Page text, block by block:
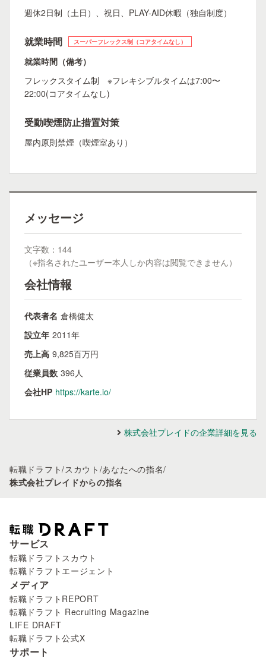
週休2日制（土日）、祝日、PLAY-AID休暇（独自制度）
就業時間 スーパーフレックス制（コアタイムなし）
就業時間（備考）
フレックスタイム制 ※フレキシブルタイムは7:00〜
22:00(コアタイムなし)
受動喫煙防止措置対策
屋内原則禁煙（喫煙室あり）
メッセージ
文字数：144
（※指名されたユーザー本人しか内容は閲覧できません）
会社情報
代表者名 倉橋健太
設立年 2011年
売上高 9,825百万円
従業員数 396人
会社HP https://karte.io/
株式会社プレイドの企業詳細を見る
転職ドラフト/スカウト /あなたへの指名/
株式会社プレイドからの指名
サービス
転職ドラフトスカウト
転職ドラフトエージェント
メディア
転職ドラフトREPORT
転職ドラフト Recruiting Magazine
LIFE DRAFT
転職ドラフト公式X
サポート